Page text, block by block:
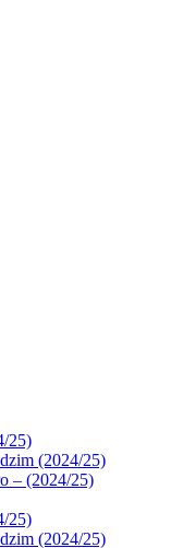
25)
(2024/25)
– (2024/25)
25)
(2024/25)